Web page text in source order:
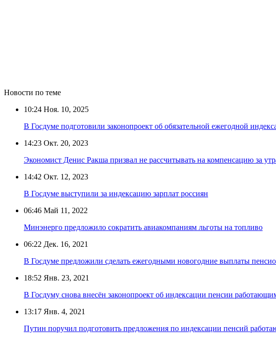
Новости по теме
10:24 Ноя. 10, 2025
В Госдуме подготовили законопроект об обязательной ежегодной
14:23 Окт. 20, 2023
Экономист Денис Ракша призвал не рассчитывать на компенсацию за
14:42 Окт. 12, 2023
В Госдуме выступили за индексацию зарплат россиян
06:46 Май 11, 2022
Минэнерго предложило сократить авиакомпаниям льготы на топливо
06:22 Дек. 16, 2021
В Госдуме предложили сделать ежегодными новогодние выплаты
18:52 Янв. 23, 2021
В Госдуму снова внесён законопроект об индексации пенсии
13:17 Янв. 4, 2021
Путин поручил подготовить предложения по индексации пенсий